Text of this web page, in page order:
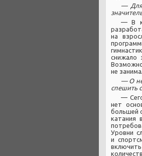
— Для
— В
на
снижало
не
— О
спешить
—
нет
большей
катания
Уровни
и